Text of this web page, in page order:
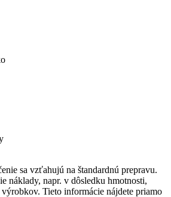
sa vzťahujú na štandardnú prepravu.
náklady, napr. v dôsledku hmotnosti,
Tieto informácie nájdete priamo